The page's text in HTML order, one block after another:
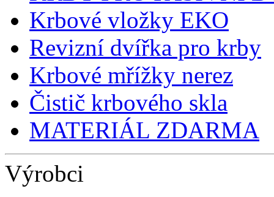
Krbové vložky EKO
Revizní dvířka pro krby
Krbové mřížky nerez
Čistič krbového skla
MATERIÁL ZDARMA
Výrobci